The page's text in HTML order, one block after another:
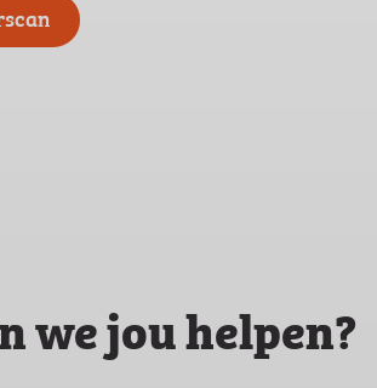
we jou helpen?